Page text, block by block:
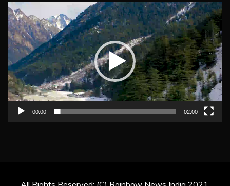
Video
Player
00:00 02:00